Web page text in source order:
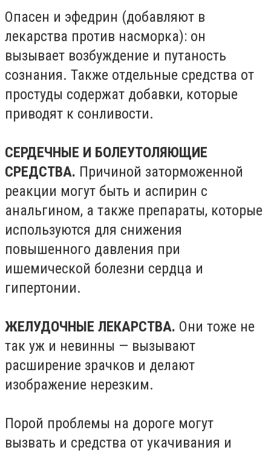
Опасен и эфедрин (добавляют в
лекарства против насморка): он
вызывает возбуждение и путаность
сознания. Также отдельные средства от
простуды содержат добавки, которые
приводят к сонливости.
СЕРДЕЧНЫЕ И БОЛЕУТОЛЯЮЩИЕ
СРЕДСТВА. Причиной заторможенной
реакции могут быть и аспирин с
анальгином, а также препараты, которые
используются для снижения
повышенного давления при
ишемической болезни сердца и
гипертонии.
ЖЕЛУДОЧНЫЕ ЛЕКАРСТВА. Они тоже не
так уж и невинны — вызывают
расширение зрачков и делают
изображение нерезким.
Порой проблемы на дороге могут
вызвать и средства от укачивания и